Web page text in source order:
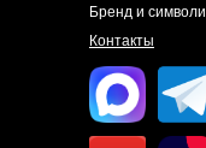
Бренд и
Контакты